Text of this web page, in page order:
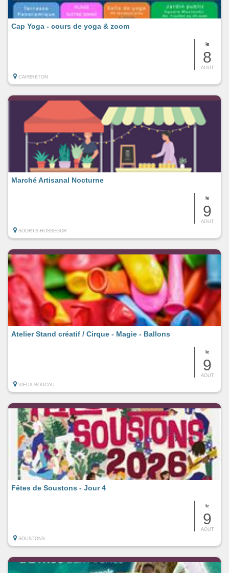
le
8
AOUT
Cap Yoga - cours de yoga & zoom
CAPBRETON
le
9
AOUT
Marché Artisanal Nocturne
SOORTS-HOSSEGOR
le
9
AOUT
Atelier Stand créatif / Cirque - Magie - Ballons
VIEUX-BOUCAU
le
9
AOUT
Fêtes de Soustons - Jour 4
SOUSTONS